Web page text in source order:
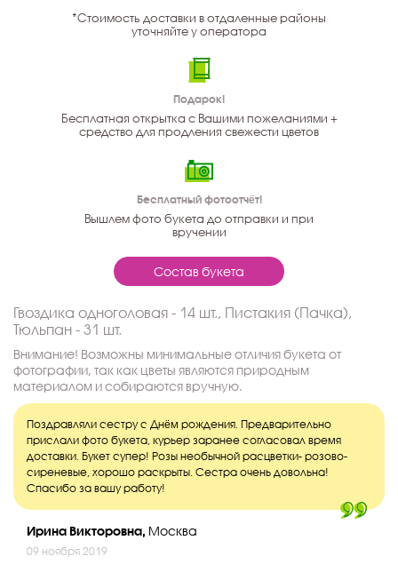
*Стоимость доставки в отдаленные районы
уточняйте у оператора
Подарок!
Бесплатная открытка с Вашими пожеланиями +
средство для продления свежести цветов
Бесплатный фотоотчёт!
Вышлем фото букета до отправки и при
вручении
Состав букета
Гвоздика одноголовая - 14 шт., Пистакия (Пачка),
Тюльпан - 31 шт.
Внимание! Возможны минимальные отличия букета от
фотографии, так как цветы являются природным
материалом и собираются вручную.
Поздравляли сестру с Днём рождения. Предварительно
прислали фото букета, курьер заранее согласовал время
доставки. Букет супер! Розы необычной расцветки- розово-
сиреневые, хорошо раскрыты. Сестра очень довольна!
Спасибо за вашу работу!
Ирина Викторовна, Москва
09 ноября 2019